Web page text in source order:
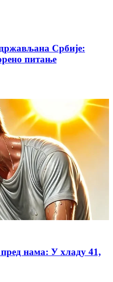
Србије:
питање
пред нама: У хладу 41,